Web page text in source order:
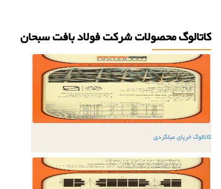
کاتالوگ محصولات شرکت فولاد بافت سبحان
کاتالوگ خرپای میلگردی